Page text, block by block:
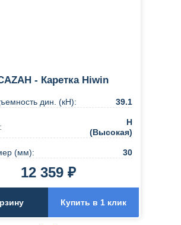
- Каретка Hiwin
дин. (кН): 39.1
H
(Высокая)
(мм): 30
12 359 ₽
Купить в 1 клик